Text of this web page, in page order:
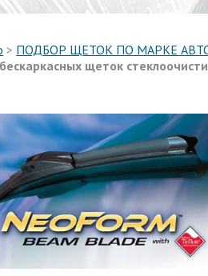
> ПОДБОР ЩЕТОК ПО МАРКЕ
бескаркасных щеток